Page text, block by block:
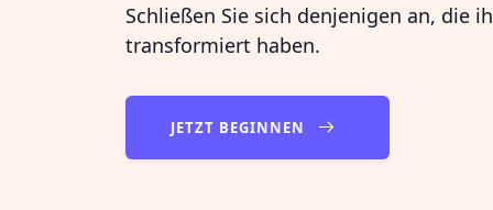
Schließen Sie sich denjenigen an, die
transformiert haben.
JETZT BEGINNEN